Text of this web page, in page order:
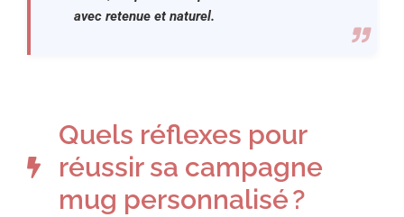
avec retenue et naturel.
Quels réflexes pour
réussir sa campagne
mug personnalisé ?